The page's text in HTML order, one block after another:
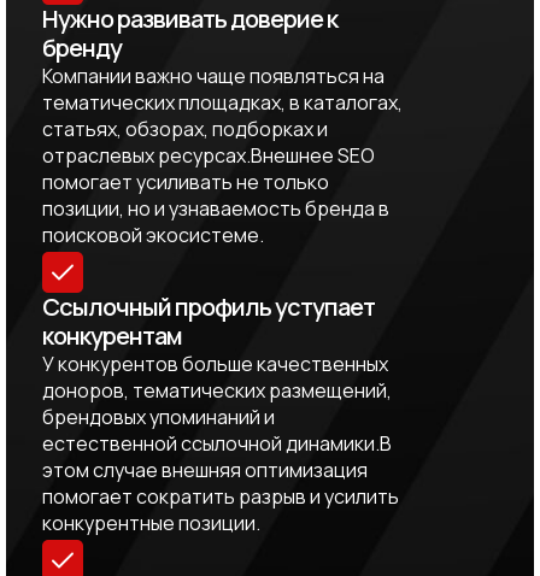
Нужно развивать доверие к
бренду
Компании важно чаще появляться на
тематических площадках, в каталогах,
статьях, обзорах, подборках и
отраслевых ресурсах.Внешнее SEO
помогает усиливать не только
позиции, но и узнаваемость бренда в
поисковой экосистеме.
Ссылочный профиль уступает
конкурентам
У конкурентов больше качественных
доноров, тематических размещений,
брендовых упоминаний и
естественной ссылочной динамики.В
этом случае внешняя оптимизация
помогает сократить разрыв и усилить
конкурентные позиции.